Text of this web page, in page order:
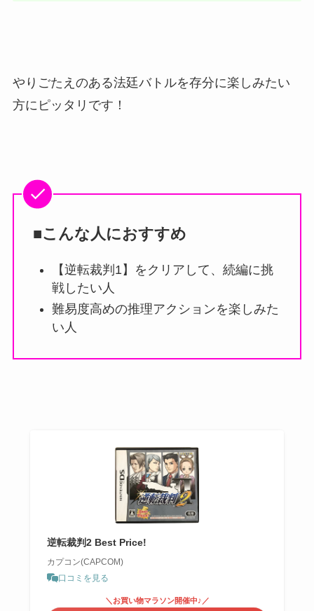
やりごたえのある法廷バトルを存分に楽しみたい
方にピッタリです！
■こんな人におすすめ
【逆転裁判1】をクリアして、続編に挑
戦したい人
難易度高めの推理アクションを楽しみた
い人
逆転裁判2 Best Price!
カプコン(CAPCOM)
口コミを見る
＼お買い物マラソン開催中♪／